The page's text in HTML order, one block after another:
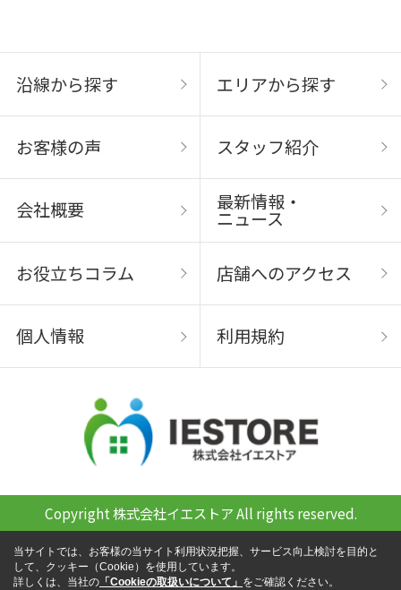
沿線から探す エリアから探す
お客様の声 スタッフ紹介
会社概要 最新情報・
ニュース
お役立ちコラム 店舗へのアクセス
個人情報 利用規約
Copyright 株式会社イエストア All rights reserved.
当サイトでは、お客様の当サイト利用状況把握、サービス向上検討を目的と
して、クッキー（Cookie）を使用しています。
詳しくは、当社の 「Cookieの取扱いについて」 をご確認ください。